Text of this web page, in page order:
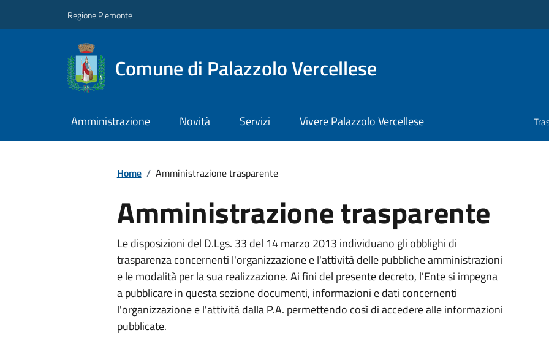
Regione Piemonte
Comune di Palazzolo Vercellese
Amministrazione Novità Servizi Vivere Palazzolo Vercellese
Home / Amministrazione trasparente
Amministrazione trasparente
Le disposizioni del D.Lgs. 33 del 14 marzo 2013 individuano gli obblighi di
trasparenza concernenti l'organizzazione e l'attività delle pubbliche amministrazioni
e le modalità per la sua realizzazione. Ai fini del presente decreto, l'Ente si impegna
a pubblicare in questa sezione documenti, informazioni e dati concernenti
l'organizzazione e l'attività dalla P.A. permettendo così di accedere alle informazioni
pubblicate.